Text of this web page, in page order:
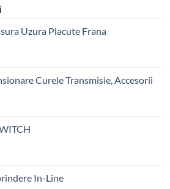
Uzura Placute Frana
Curele Transmisie, Accesorii
In-Line